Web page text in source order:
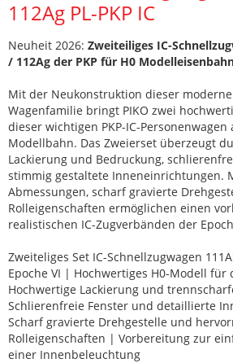
112Ag PL-PKP IC
Neuheit 2026: Zweiteiliges IC-
/ 112Ag der PKP für H0
Mit der Neukonstruktion dieser
Wagenfamilie bringt PIKO zwei
dieser wichtigen PKP-IC-Personenwagen
Modellbahn. Das Zweierset überzeugt
Lackierung und Bedruckung,
stimmig gestaltete Inneneinrichtungen.
Abmessungen, scharf gravierte
Rolleigenschaften ermöglichen einen
realistischen IC-Zugverbänden der
Zweiteliges Set IC-Schnellzugwagen
Epoche VI | Hochwertiges H0-Modell
Hochwertige Lackierung und
Schlierenfreie Fenster und detaillierte
Scharf gravierte Drehgestelle und
Rolleigenschaften | Vorbereitung zur
einer Innenbeleuchtung